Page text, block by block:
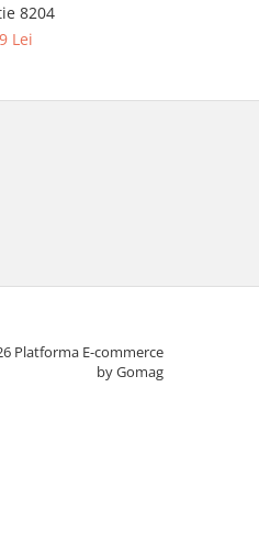
8204
Lei
Platforma E-commerce
by Gomag